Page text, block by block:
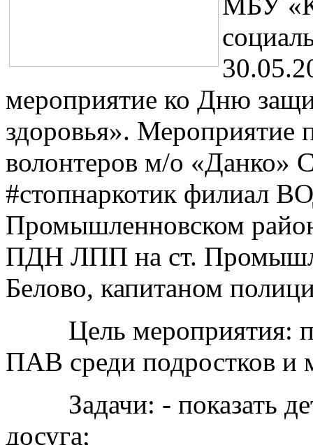
мероприятие ко Дню
здоровья». Мероприятие
волонтеров м/о
#стопнаркотик филиал
Промышленновском
ПДН ЛПП на ст.
Белово, капитаном
Цель мероприятия:
ПАВ среди подростков и
Задачи: - показать
досуга;